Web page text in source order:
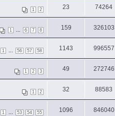
1 2 23 74264
1 6 7 8 159 326103
1 56 57 58 1143 996557
1 2 3 49 272746
1 2 32 88583
1 53 54 55 1096 846040